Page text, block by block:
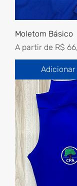
Moletom Básico
A partir de R$
Preço